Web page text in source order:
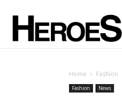
Home Fashion
Fashion News